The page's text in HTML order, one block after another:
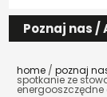
DOMY BEZ
DOMY
WIĄZARY
PROJEKTY
Poznaj nas
home poznaj
spotkanie ze
energooszczędne